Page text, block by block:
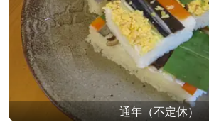
通年（不定休）